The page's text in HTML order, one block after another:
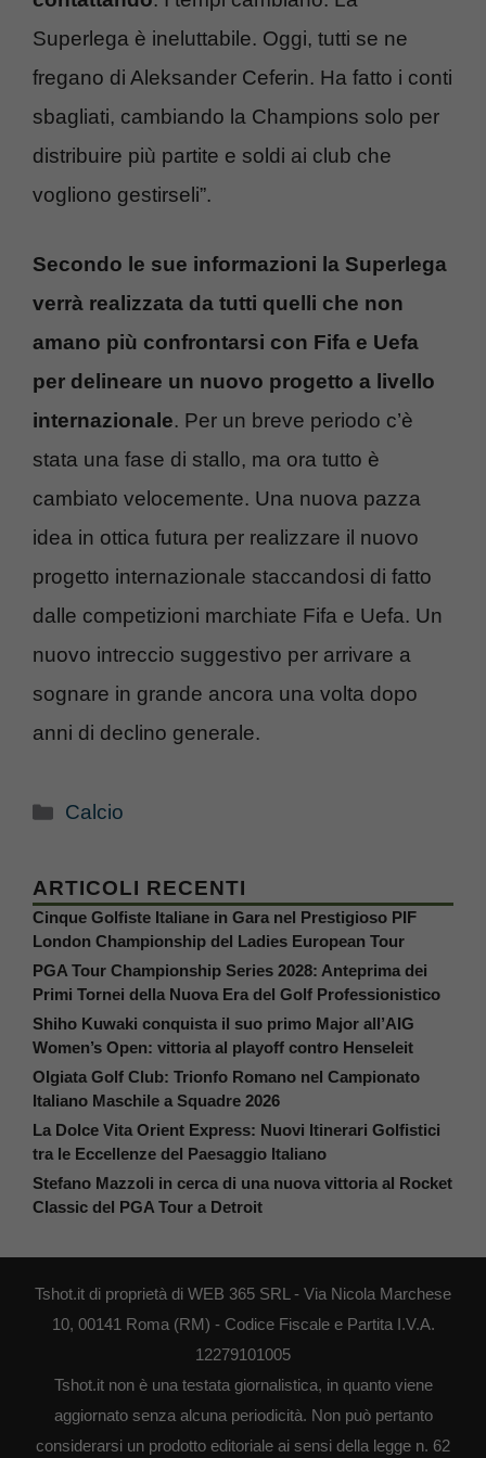
Superlega è ineluttabile. Oggi, tutti se ne
fregano di Aleksander Ceferin. Ha fatto i conti
sbagliati, cambiando la Champions solo per
distribuire più partite e soldi ai club che
vogliono gestirseli”.
Secondo le sue informazioni la Superlega
verrà realizzata da tutti quelli che non
amano più confrontarsi con Fifa e Uefa
per delineare un nuovo progetto a livello
internazionale. Per un breve periodo c’è
stata una fase di stallo, ma ora tutto è
cambiato velocemente. Una nuova pazza
idea in ottica futura per realizzare il nuovo
progetto internazionale staccandosi di fatto
dalle competizioni marchiate Fifa e Uefa. Un
nuovo intreccio suggestivo per arrivare a
sognare in grande ancora una volta dopo
anni di declino generale.
Categorie
Calcio
ARTICOLI RECENTI
Cinque Golfiste Italiane in Gara nel Prestigioso PIF
London Championship del Ladies European Tour
PGA Tour Championship Series 2028: Anteprima dei
Primi Tornei della Nuova Era del Golf Professionistico
Shiho Kuwaki conquista il suo primo Major all’AIG
Women’s Open: vittoria al playoff contro Henseleit
Olgiata Golf Club: Trionfo Romano nel Campionato
Italiano Maschile a Squadre 2026
La Dolce Vita Orient Express: Nuovi Itinerari Golfistici
tra le Eccellenze del Paesaggio Italiano
Stefano Mazzoli in cerca di una nuova vittoria al Rocket
Classic del PGA Tour a Detroit
Tshot.it di proprietà di WEB 365 SRL - Via Nicola Marchese
10, 00141 Roma (RM) - Codice Fiscale e Partita I.V.A.
12279101005
Tshot.it non è una testata giornalistica, in quanto viene
aggiornato senza alcuna periodicità. Non può pertanto
considerarsi un prodotto editoriale ai sensi della legge n. 62